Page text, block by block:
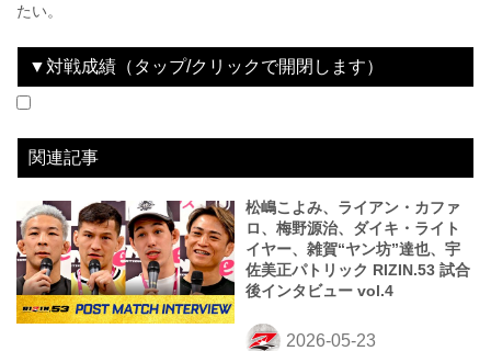
たい。
▼対戦成績（タップ/クリックで開閉します）
関連記事
松嶋こよみ、ライアン・カファ
ロ、梅野源治、ダイキ・ライト
イヤー、雑賀“ヤン坊”達也、宇
佐美正パトリック RIZIN.53 試合
後インタビュー vol.4